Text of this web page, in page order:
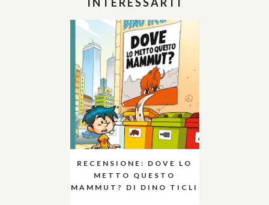
INTERESSARTI
RECENSIONE: DOVE LO
METTO QUESTO
MAMMUT? DI DINO TICLI